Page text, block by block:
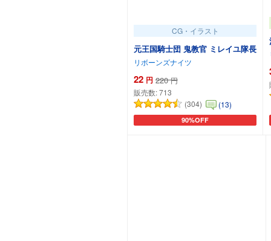
CG・イラスト
元王国騎士団 鬼教官 ミレイユ隊長
リボーンズナイツ
22 円 220 円
販売数:713
(304)
(13)
90%OFF
カートに追加